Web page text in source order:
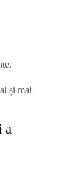
și mai
a